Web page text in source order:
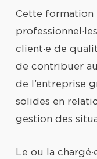
Cette formation
client·e de
de contribuer
de l’entreprise
solides en
gestion des
Le ou la